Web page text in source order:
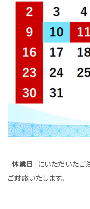
「休業日 」にいただいたご
ご対応いたします。